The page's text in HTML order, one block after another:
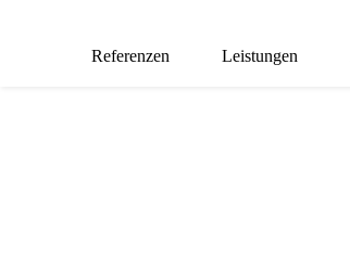
Referenzen Leistungen